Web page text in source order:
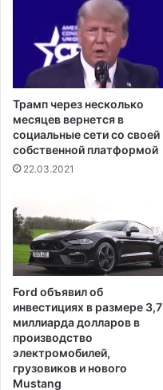
д
а
д
о
а
р
о
в
а
п
д
г
о
у
с
у
д
а
з
р
е
ш
н
и
я
н
а
п
Трамп через несколько
месяцев вернется в
социальные сети со своей
собственной платформой
22.03.2021
Ford объявил об
инвестициях в размере 3,7
миллиарда долларов в
производство
электромобилей,
грузовиков и нового
Mustang